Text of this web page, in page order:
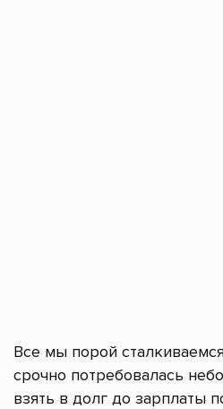
Все мы порой
срочно потребовалась
взять в долг до зарплаты